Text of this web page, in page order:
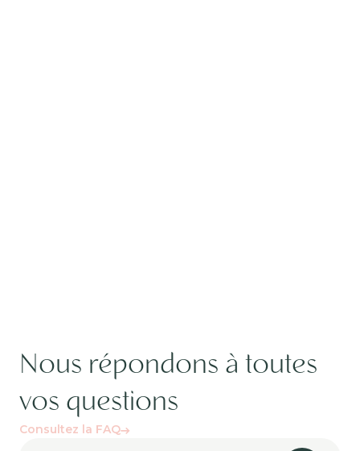
Nous répondons à toutes
vos questions
Consultez la FAQ